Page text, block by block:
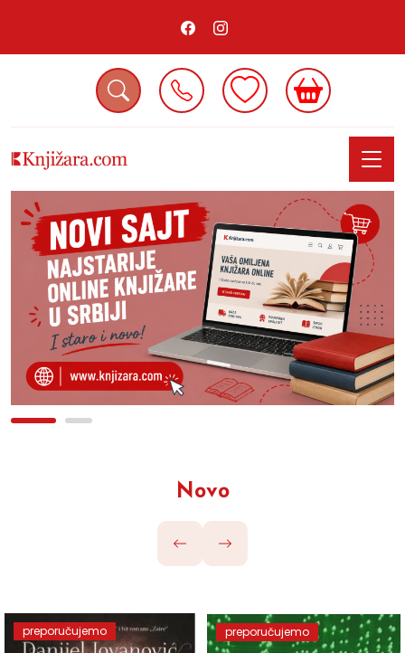
Novo
preporučujemo preporučujemo